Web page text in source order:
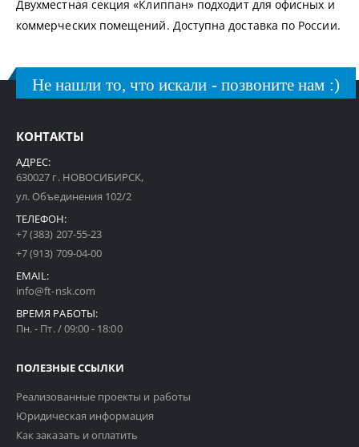
Двухместная секция «Клиппан» подходит для офисных и
коммерческих помещений. Доступна доставка по России.
Не нашли то, что искали - позвоните нам :)
КОНТАКТЫ
АДРЕС:
630027 г. НОВОСИБИРСК,
ул. Объединения 102/2
ТЕЛЕФОН:
+7 (383) 207-55-23
+7 (913) 709-04-00
EMAIL:
info@ft-nsk.com
ВРЕМЯ РАБОТЫ:
Пн. - Пт. / 09:00 - 18:00
ПОЛЕЗНЫЕ ССЫЛКИ
Реализованные проекты и работы
Юридическая информация
Как заказать и оплатить